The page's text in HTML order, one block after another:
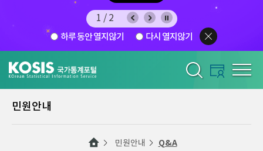
2/2
하루 동안 열지않기 다시 열지않기
민원안내
민원안내 Q&A